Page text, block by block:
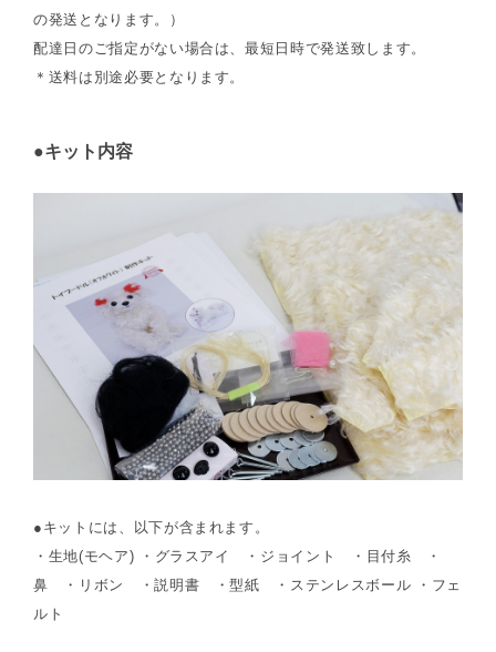
の発送となります。）
配達日のご指定がない場合は、最短日時で発送致します。
＊送料は別途必要となります。
●キット内容
●キットには、以下が含まれます。
・生地(モヘア) ・グラスアイ ・ジョイント ・目付糸 ・
鼻 ・リボン ・説明書 ・型紙 ・ステンレスボール ・フェ
ルト